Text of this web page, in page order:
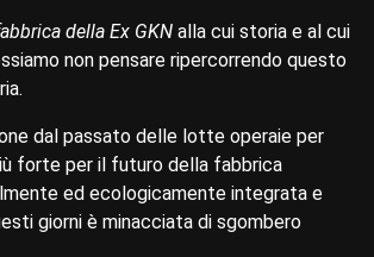
della Ex GKN alla cui storia e al cui
non pensare ripercorrendo questo
dal passato delle lotte operaie per
forte per il futuro della fabbrica
ed ecologicamente integrata e
giorni è minacciata di sgombero